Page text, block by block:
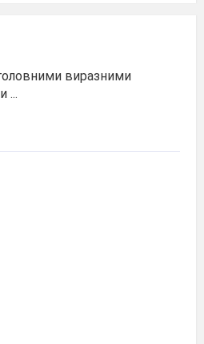
виразними
...